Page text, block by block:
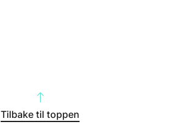
Tilbake til toppen